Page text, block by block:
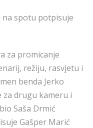
na spotu potpisuje
za promicanje
režiju, rasvjetu i
benda Jerko
za drugu kameru i
Saša Drmić
Gašper Marić